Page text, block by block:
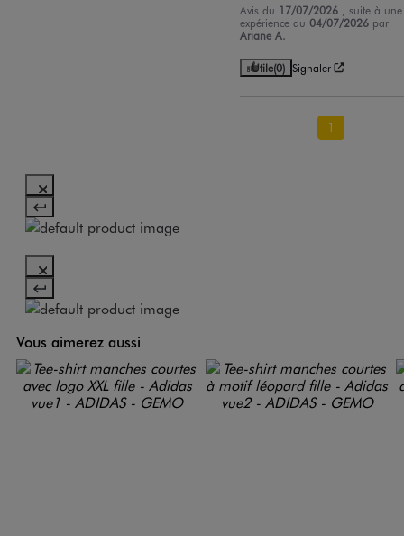
Avis du 17/07/2026
, suite à une
expérience du04/07/2026 par
Ariane A.
Utile(0) Signaler
1
Vous aimerez aussi